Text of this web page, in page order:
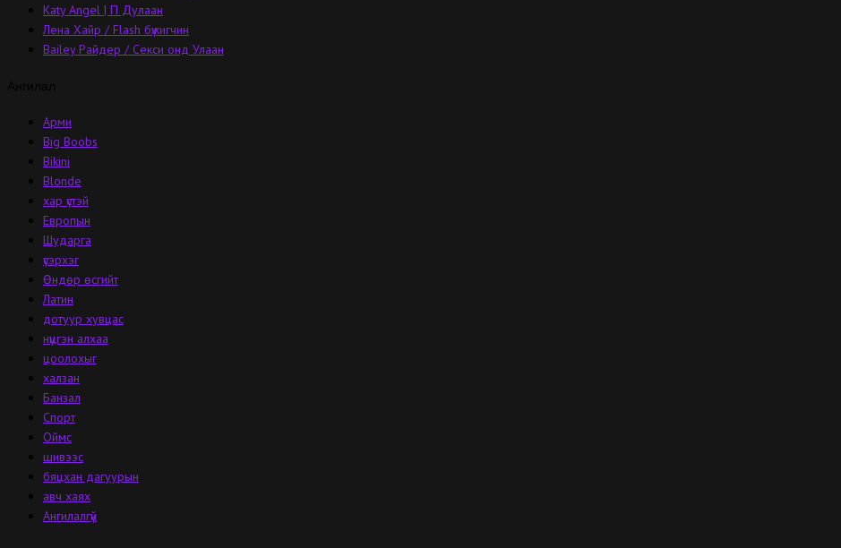
Katy Angel | П Дулаан
Лена Хайр / Flash бүжигчин
Bailey Райдер / Секси онд Улаан
Арми
Big Boobs
Bikini
Blonde
хар үстэй
Европын
Шударга
үсэрхэг
Өндөр өсгийт
Латин
дотуур хувцас
нүцгэн алхаа
цоолохыг
халзан
Банзал
Спорт
Оймс
шивээс
бяцхан дагуурын
авч хаях
Ангилалгүй